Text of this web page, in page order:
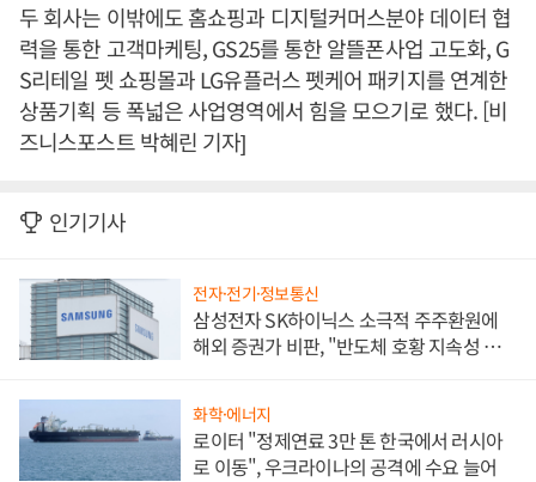
두 회사는 이밖에도 홈쇼핑과 디지털커머스분야 데이터 협
력을 통한 고객마케팅, GS25를 통한 알뜰폰사업 고도화, G
S리테일 펫 쇼핑몰과 LG유플러스 펫케어 패키지를 연계한
상품기획 등 폭넓은 사업영역에서 힘을 모으기로 했다. [비
즈니스포스트 박혜린 기자]
인기기사
전자·전기·정보통신
삼성전자 SK하이닉스 소극적 주주환원에
해외 증권가 비판, "반도체 호황 지속성 의
화학·에너지
로이터 "정제연료 3만 톤 한국에서 러시아
로 이동", 우크라이나의 공격에 수요 늘어